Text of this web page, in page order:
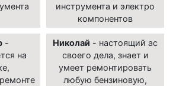
инструмента и электро
компонентов
-
на
Николай - настоящий ас
своего дела, знает и
умеет ремонтировать
любую бензиновую,